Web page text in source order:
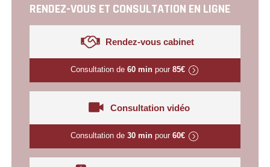
RENDEZ-VOUS ET CONSULTATION EN LIGNE
Rendez-vous cabinet
Consultation de 60 minpour 85€
Consultation vidéo
Consultation de 30 minpour 60€